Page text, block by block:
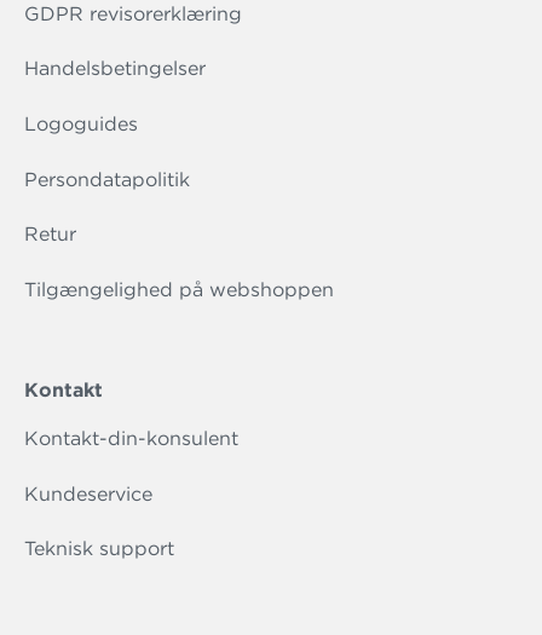
GDPR revisorerklæring
Handelsbetingelser
Logoguides
Persondatapolitik
Retur
Tilgængelighed på webshoppen
Kontakt
Kontakt-din-konsulent
Kundeservice
Teknisk support